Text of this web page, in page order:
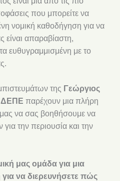
που μπορείτε να
νομική καθοδήγηση για να
είναι απαραβίαστη,
ευθυγραμμισμένη με το
της Γεώργιος
ΔΕΠΕ παρέχουν μια πλήρη
να σας βοηθήσουμε να
την περιουσία και την
μας ομάδα για μια
να διερευνήσετε πώς